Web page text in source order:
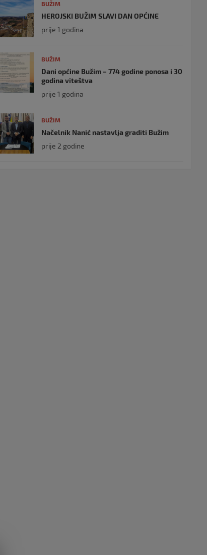
BUŽIM
HEROJSKI BUŽIM SLAVI DAN OPĆINE
prije 1 godina
BUŽIM
Dani općine Bužim – 774 godine ponosa i 30
godina viteštva
prije 1 godina
BUŽIM
Načelnik Nanić nastavlja graditi Bužim
prije 2 godine